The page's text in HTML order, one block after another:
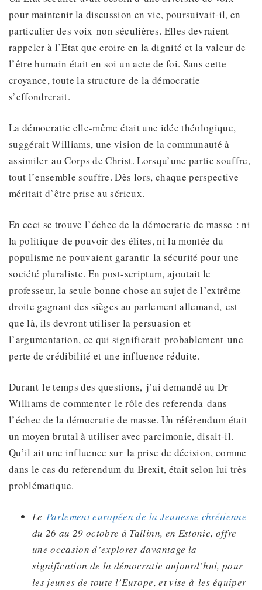
pour maintenir la discussion en vie, poursuivait-il, en
particulier des voix non séculières. Elles devraient
rappeler à l’Etat que croire en la dignité et la valeur de
l’être humain était en soi un acte de foi. Sans cette
croyance, toute la structure de la démocratie
s’effondrerait.
La démocratie elle-même était une idée théologique,
suggérait Williams, une vision de la communauté à
assimiler au Corps de Christ. Lorsqu’une partie souffre,
tout l’ensemble souffre. Dès lors, chaque perspective
méritait d’être prise au sérieux.
En ceci se trouve l’échec de la démocratie de masse : ni
la politique de pouvoir des élites, ni la montée du
populisme ne pouvaient garantir la sécurité pour une
société pluraliste. En post-scriptum, ajoutait le
professeur, la seule bonne chose au sujet de l’extrême
droite gagnant des sièges au parlement allemand, est
que là, ils devront utiliser la persuasion et
l’argumentation, ce qui signifierait probablement une
perte de crédibilité et une influence réduite.
Durant le temps des questions, j’ai demandé au Dr
Williams de commenter le rôle des referenda dans
l’échec de la démocratie de masse. Un référendum était
un moyen brutal à utiliser avec parcimonie, disait-il.
Qu’il ait une influence sur la prise de décision, comme
dans le cas du referendum du Brexit, était selon lui très
problématique.
LeParlement européen de la Jeunesse chrétienne
du 26 au 29 octobre à Tallinn, en Estonie, offre
une occasion d’explorer davantage la
signification de la démocratie aujourd’hui, pour
les jeunes de toute l’Europe, et vise à les équiper